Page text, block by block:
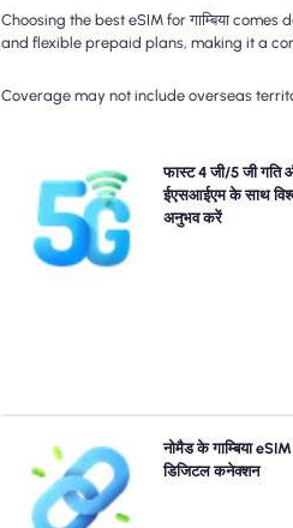
Choosing the best eSIM for गाम्बिया
and flexible prepaid plans, making it a
Coverage may not include overseas
फास्ट 4 जी/5 जी गति
ईएसआईएम के साथ
अनुभव करें
नोमैड के गाम्बिया यात्रा eSIM के साथ
का अनुभव करें। कृपया विशिष्ट नेटवर्क
योजना विवरण देखें, क्योंकि कवरेज दिन के
नोमैड के गाम्बिया
डिजिटल कनेक्शन
कतारों को छोड़ दें और भौतिक सिम को
कनेक्टिविटी के लिए अपने डिवाइस से अपने घुमंतू
सक्रिय करें। बिना किसी परेशानी या देरी के